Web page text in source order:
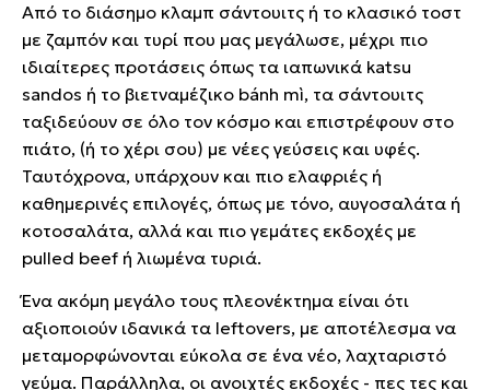
Από το διάσημο κλαμπ σάντουιτς ή το κλασικό τοστ
με ζαμπόν και τυρί που μας μεγάλωσε, μέχρι πιο
ιδιαίτερες προτάσεις όπως τα ιαπωνικά katsu
sandos ή το βιετναμέζικο bánh mì, τα σάντουιτς
ταξιδεύουν σε όλο τον κόσμο και επιστρέφουν στο
πιάτο, (ή το χέρι σου) με νέες γεύσεις και υφές.
Ταυτόχρονα, υπάρχουν και πιο ελαφριές ή
καθημερινές επιλογές, όπως με τόνο, αυγοσαλάτα ή
κοτοσαλάτα, αλλά και πιο γεμάτες εκδοχές με
pulled beef ή λιωμένα τυριά.
Ένα ακόμη μεγάλο τους πλεονέκτημα είναι ότι
αξιοποιούν ιδανικά τα leftovers, με αποτέλεσμα να
μεταμορφώνονται εύκολα σε ένα νέο, λαχταριστό
γεύμα. Παράλληλα, οι ανοιχτές εκδοχές - πες τες και